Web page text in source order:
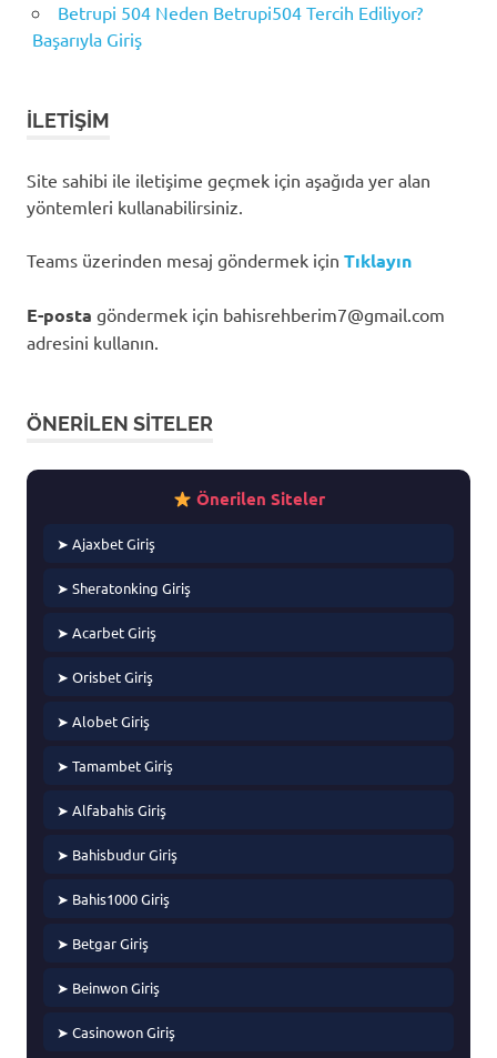
Betrupi 504 Neden Betrupi504 Tercih Ediliyor?
Başarıyla Giriş
İLETIŞIM
Site sahibi ile iletişime geçmek için aşağıda yer alan
yöntemleri kullanabilirsiniz.
Teams üzerinden mesaj göndermek için Tıklayın
E-posta göndermek için bahisrehberim7@gmail.com
adresini kullanın.
ÖNERILEN SITELER
Önerilen Siteler
➤ Ajaxbet Giriş
➤ Sheratonking Giriş
➤ Acarbet Giriş
➤ Orisbet Giriş
➤ Alobet Giriş
➤ Tamambet Giriş
➤ Alfabahis Giriş
➤ Bahisbudur Giriş
➤ Bahis1000 Giriş
➤ Betgar Giriş
➤ Beinwon Giriş
➤ Casinowon Giriş